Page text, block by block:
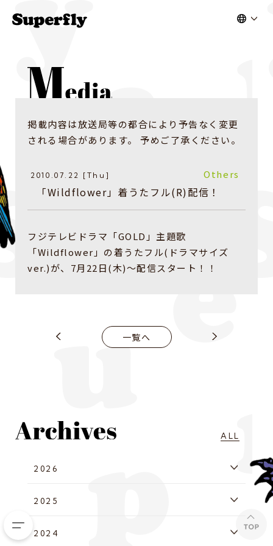
掲載内容は放送局等の都合により予告なく変更
される場合があります。 予めご了承ください。
2010.07.22 [Thu] Others
「Wildflower」着うたフル(R)配信！
フジテレビドラマ「GOLD」主題歌
「Wildflower」の着うたフル(ドラマサイズ
ver.)が、7月22日(木)〜配信スタート！！
一覧へ
ALL
2026
2025
2024